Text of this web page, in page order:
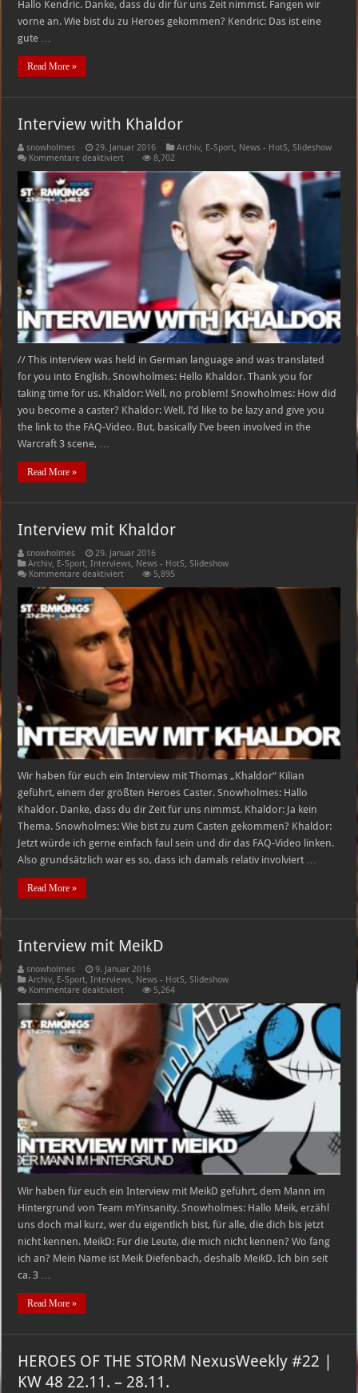
Hallo Kendric. Danke, dass du dir für uns Zeit nimmst. Fangen wir
vorne an. Wie bist du zu Heroes gekommen? Kendric: Das ist eine
gute …
Read More »
Interview with Khaldor
snowholmes 29. Januar 2016 Archiv, E-Sport, News - HotS,Slideshow
Kommentare deaktiviertfür
Khaldor
8,702
// This interview was held in German language and was translated
for you into English. Snowholmes: Hello Khaldor. Thank you for
taking time for us. Khaldor: Well, no problem! Snowholmes: How did
you become a caster? Khaldor: Well, I’d like to be lazy and give you
the link to the FAQ-Video. But, basically I’ve been involved in the
Warcraft 3 scene, …
Read More »
Interview mit Khaldor
snowholmes
29. Januar 2016
Archiv, E-Sport,Interviews, News - HotS,Slideshow
Kommentare deaktiviertfür
Khaldor
5,895
Wir haben für euch ein Interview mit Thomas „Khaldor“ Kilian
geführt, einem der größten Heroes Caster. Snowholmes: Hallo
Khaldor. Danke, dass du dir Zeit für uns nimmst. Khaldor: Ja kein
Thema. Snowholmes: Wie bist zu zum Casten gekommen? Khaldor:
Jetzt würde ich gerne einfach faul sein und dir das FAQ-Video linken.
Also grundsätzlich war es so, dass ich damals relativ involviert …
Read More »
Interview mit MeikD
snowholmes
9. Januar 2016
Archiv, E-Sport,Interviews, News - HotS,Slideshow
Kommentare deaktiviertfür
5,264
Wir haben für euch ein Interview mit MeikD geführt, dem Mann im
Hintergrund von Team mYinsanity. Snowholmes: Hallo Meik, erzähl
uns doch mal kurz, wer du eigentlich bist, für alle, die dich bis jetzt
nicht kennen. MeikD: Für die Leute, die mich nicht kennen? Wo fang
ich an? Mein Name ist Meik Diefenbach, deshalb MeikD. Ich bin seit
ca. 3 …
Read More »
HEROES OF THE STORM NexusWeekly #22 |
KW 48 22.11. – 28.11.